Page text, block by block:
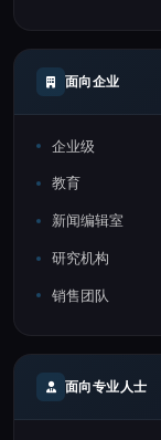
面向企业
企业级
教育
新闻编辑室
研究机构
销售团队
面向专业人士